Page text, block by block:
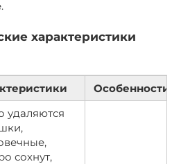
характеристики
Особенности
удаляются
сохнут,